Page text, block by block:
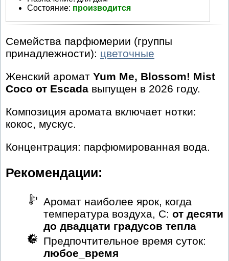
Состояние: производится
Семейства парфюмерии (группы
принадлежности): цветочные
Женский аромат Yum Me, Blossom! Mist
Coco от Escada выпущен в 2026 году.
Композиция аромата включает нотки:
кокос, мускус.
Концентрация: парфюмированная вода.
Рекомендации:
Аромат наиболее ярок, когда
температура воздуха, С: от десяти
до двадцати градусов тепла
Предпочтительное время суток:
любое_время